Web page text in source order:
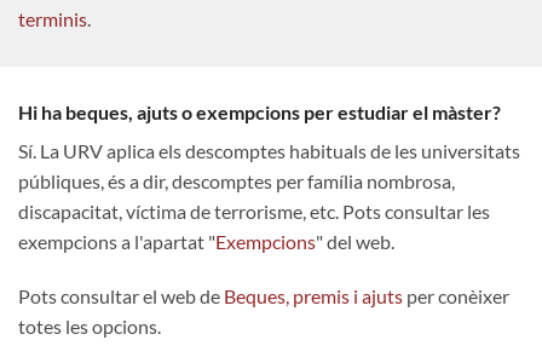
terminis.
Hi ha beques, ajuts o exempcions per estudiar el màster?
Sí. La URV aplica els descomptes habituals de les universitats
públiques, és a dir, descomptes per família nombrosa,
discapacitat, víctima de terrorisme, etc. Pots consultar les
exempcions a l'apartat "Exempcions" del web.
Pots consultar el web de Beques, premis i ajuts per conèixer
totes les opcions.